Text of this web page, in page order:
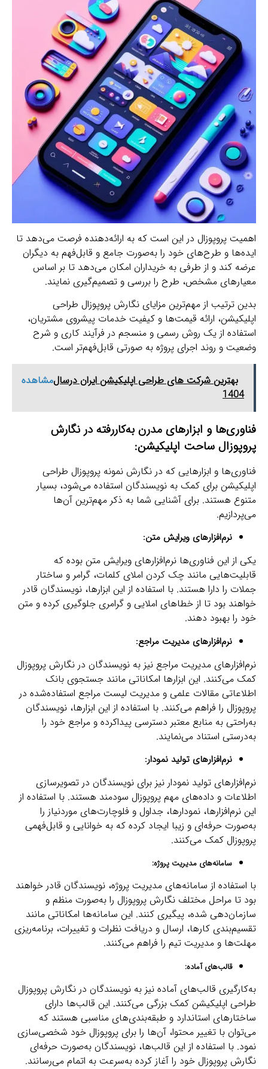
اهمیت پروپوزال در این است که به ارائه‌دهنده فرصت می‌دهد تا
ایده‌ها و طرح‌های خود را به‌صورت جامع و قابل‌فهم به دیگران
عرضه کند و از طرفی به خریداران امکان می‌دهد تا بر اساس
معیارهای مشخص، طرح را بررسی و تصمیم‌گیری نمایند.
بدین ترتیب از مهم‌ترین مزایای نگارش پروپوزال طراحی
اپلیکیشن، ارائه قیمت‌ها و کیفیت خدمات پیشروی مشتریان،
استفاده از یک روش رسمی و منسجم در فرآیند کاری و شرح
وضعیت و روند اجرای پروژه به صورتی قابل‌فهم‌تر است.
مشاهدهبهترین شرکت های طراحی اپلیکیشن ایران درسال
1404
فناوری‌ها و ابزارهای مدرن به‌کاررفته در نگارش
پروپوزال ساحت اپلیکیشن:
فناوری‌ها و ابزارهایی که در نگارش نمونه پروپوزال طراحی
اپلیکیشن برای کمک به نویسندگان استفاده می‌شود، بسیار
متنوع هستند. برای آشنایی شما به ذکر مهم‌ترین آن‌ها
می‌پردازیم.
نرم‌افزارهای ویرایش متن:
یکی از این فناوری‌ها نرم‌افزارهای ویرایش متن بوده که
قابلیت‌هایی مانند چک کردن املای کلمات، گرامر و ساختار
جملات را دارا هستند. با استفاده از این ابزارها، نویسندگان قادر
خواهند بود تا از خطاهای املایی و گرامری جلوگیری کرده و متن
خود را بهبود دهند.
نرم‌افزارهای مدیریت مراجع:
نرم‌افزارهای مدیریت مراجع نیز به نویسندگان در نگارش پروپوزال
کمک می‌کنند. این ابزارها امکاناتی مانند جستجوی بانک
اطلاعاتی مقالات علمی و مدیریت لیست مراجع استفاده‌شده در
پروپوزال را فراهم می‌کنند. با استفاده از این ابزارها، نویسندگان
به‌راحتی به منابع معتبر دسترسی پیداکرده و مراجع خود را
به‌درستی استناد می‌نمایند.
نرم‌افزارهای تولید نمودار:
نرم‌افزارهای تولید نمودار نیز برای نویسندگان در تصویرسازی
اطلاعات و داده‌های مهم پروپوزال سودمند هستند. با استفاده از
این نرم‌افزارها، نمودارها، جداول و فلوچارت‌های موردنیاز را
به‌صورت حرفه‌ای و زیبا ایجاد کرده که به خوانایی و قابل‌فهمی
پروپوزال کمک می‌کنند.
سامانه‌های مدیریت پروژه:
با استفاده از سامانه‌های مدیریت پروژه، نویسندگان قادر خواهند
بود تا مراحل مختلف نگارش پروپوزال را به‌صورت منظم و
سازمان‌دهی شده، پیگیری کنند. این سامانه‌ها امکاناتی مانند
تقسیم‌بندی کارها، ارسال و دریافت نظرات و تغییرات، برنامه‌ریزی
مهلت‌ها و مدیریت تیم را فراهم می‌کنند.
قالب‌های آماده:
به‌کارگیری قالب‌های آماده نیز به نویسندگان در نگارش پروپوزال
طراحی اپلیکیشن کمک بزرگی می‌کنند. این قالب‌ها دارای
ساختارهای استاندارد و طبقه‌بندی‌های مناسبی هستند که
می‌توان با تغییر محتوا، آن‌ها را برای پروپوزال خود شخصی‌سازی
نمود. با استفاده از این قالب‌ها، نویسندگان به‌صورت حرفه‌ای
نگارش پروپوزال خود را آغاز کرده به‌سرعت به اتمام می‌رسانند.